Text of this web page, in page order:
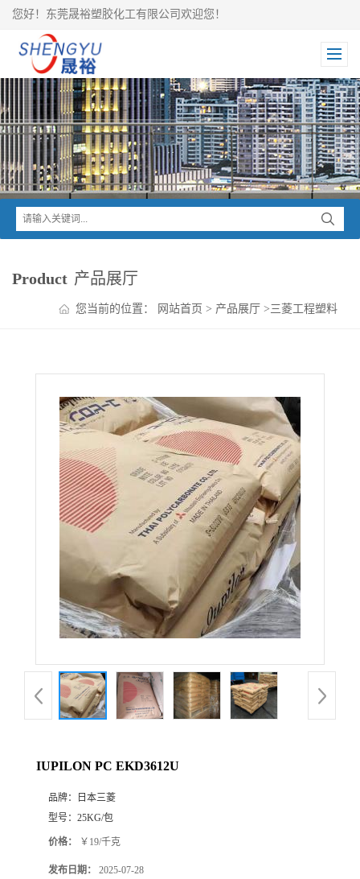
您好！东莞晟裕塑胶化工有限公司欢迎您！
Product 产品展厅
您当前的位置： 网站首页 > 产品展厅 >三菱工程塑料
IUPILON PC EKD3612U
品牌：
日本三菱
型号： 25KG/包
价格： ￥19/千克
发布日期： 2025-07-28